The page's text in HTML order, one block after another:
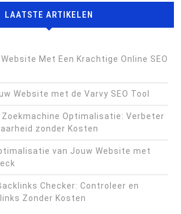
LAATSTE ARTIKELEN
Met Een Krachtige Online SEO
Website met de Varvy SEO Tool
Optimalisatie: Verbeter
zonder Kosten
van Jouw Website met
Checker: Controleer en
Zonder Kosten